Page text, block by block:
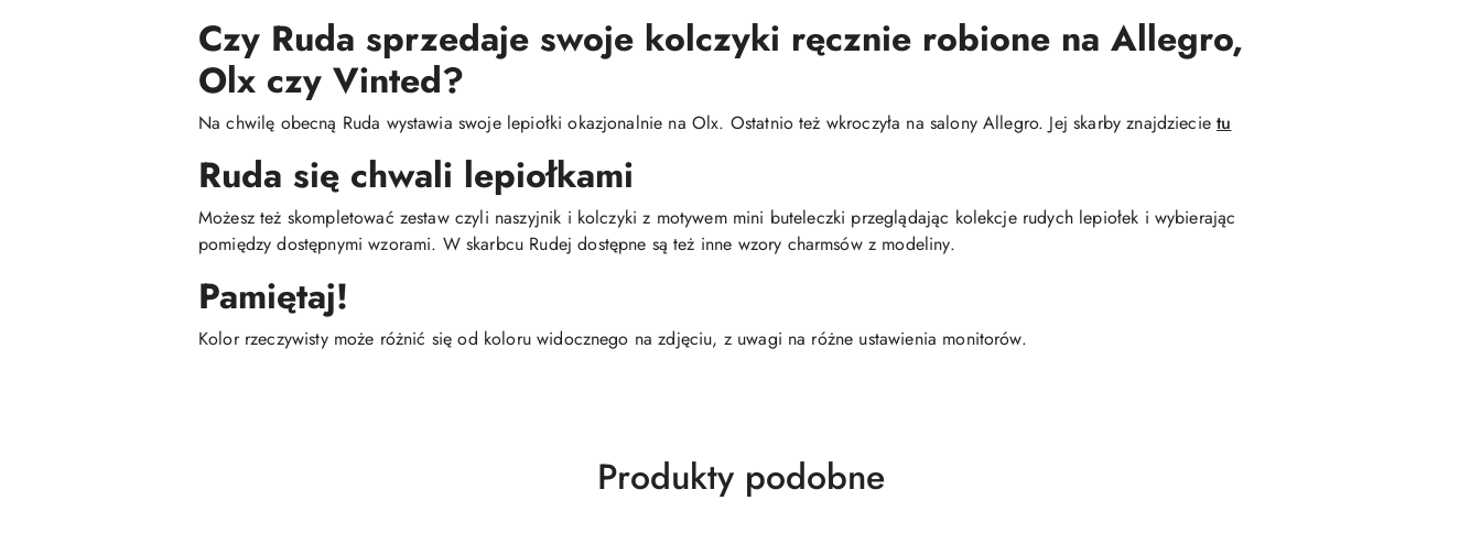
Czy Ruda sprzedaje swoje kolczyki ręcznie robione na Allegro,
Olx czy Vinted?
Na chwilę obecną Ruda wystawia swoje lepiołki okazjonalnie na Olx. Ostatnio też wkroczyła na salony Allegro. Jej skarby znajdziecietu
Ruda się chwali lepiołkami
Możesz też skompletować zestaw czyli naszyjnik i kolczyki z motywem mini buteleczki przeglądając kolekcje rudych lepiołek i wybierając
pomiędzy dostępnymi wzorami. W skarbcu Rudej dostępne są też inne wzory charmsów z modeliny.
Pamiętaj!
Kolor rzeczywisty może różnić się od koloru widocznego na zdjęciu, z uwagi na różne ustawienia monitorów.
Produkty
Produkty podobne